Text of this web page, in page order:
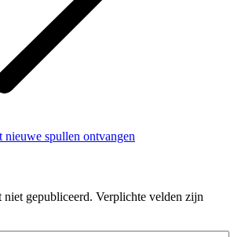
spullen ontvangen
niet gepubliceerd. Verplichte velden zijn